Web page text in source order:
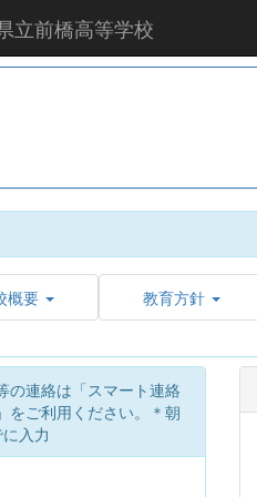
立前橋高等学校
概要 教育方針
の連絡は「スマート連絡
をご利用ください。＊朝
入力